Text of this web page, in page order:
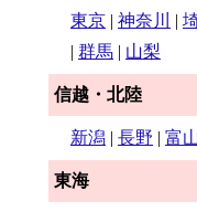
東京 | 神奈川 |
| 群馬 | 山梨
信越・北陸
新潟 | 長野 | 富
東海